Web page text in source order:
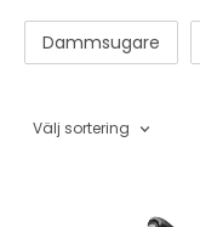
Dammsugare
Välj sortering